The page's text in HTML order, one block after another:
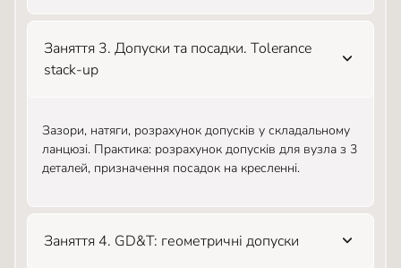
Заняття 3. Допуски та посадки. Tolerance
stack-up
Зазори, натяги, розрахунок допусків у складальному
ланцюзі. Практика: розрахунок допусків для вузла з 3
деталей, призначення посадок на кресленні.
Заняття 4. GD&T: геометричні допуски